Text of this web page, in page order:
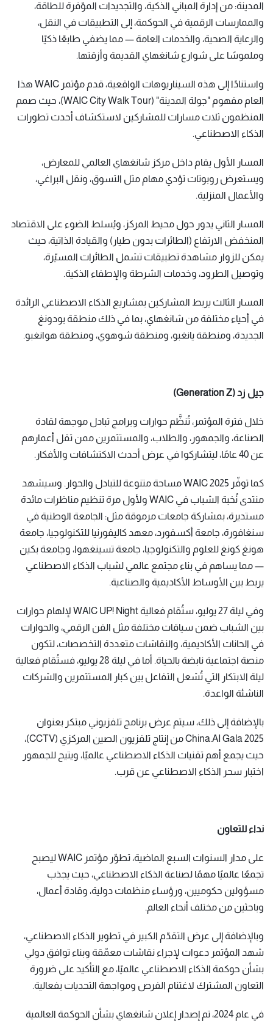
المدينة: من إدارة المباني الذكية، والتجديدات الموّفرة للطاقة،
والممارسات الرقمية في الحوكمة، إلى التطبيقات في النقل،
والرعاية الصحية، والخدمات العامة — مما يضفي طابعًا ذكيًا
وملموسًا على شوارع شانغهاي القديمة وأزقتها.
واستنادًا إلى هذه السيناريوهات الواقعية، قدم مؤتمر WAIC هذا
العام مفهوم "جولة المدينة" (WAIC City Walk Tour)، حيث صمم
المنظمون ثلاث مسارات للمشاركين لاستكشاف أحدث تطورات
الذكاء الاصطناعي.
المسار الأول يقام داخل مركز شانغهاي العالمي للمعارض،
ويستعرض روبوتات تؤدي مهام مثل التسوق، ونقل البراغي،
والأعمال المنزلية.
المسار الثاني يدور حول محيط المركز، ويُسلط الضوء على الاقتصاد
المنخفض الارتفاع (الطائرات بدون طيار) والقيادة الذاتية، حيث
يمكن للزوار مشاهدة تطبيقات تشمل الطائرات المسيّرة،
وتوصيل الطرود، وخدمات الشرطة والإطفاء الذكية.
المسار الثالث يربط المشاركين بمشاريع الذكاء الاصطناعي الرائدة
في أحياء مختلفة من شانغهاي، بما في ذلك منطقة بودونغ
الجديدة، ومنطقة يانغبو، ومنطقة شوهوي، ومنطقة هوانغبو.
جيل زد (Generation Z)
خلال فترة المؤتمر، تُنظَّم حوارات وبرامج تبادل موجهة لقادة
الصناعة، والجمهور، والطلاب، والمستثمرين ممن تقل أعمارهم
عن 40 عامًا، ليتشاركوا في عرض أحدث الاكتشافات والأفكار.
كما توفّر WAIC 2025 مساحة متنوعة للتبادل والحوار. وسيشهد
منتدى نُخبة الشباب في WAIC ولأول مرة تنظيم مناظرات مائدة
مستديرة، بمشاركة جامعات مرموقة مثل: الجامعة الوطنية في
سنغافورة، جامعة أكسفورد، معهد كاليفورنيا للتكنولوجيا، جامعة
هونغ كونغ للعلوم والتكنولوجيا، جامعة تسينغهوا، وجامعة بكين
— مما يساهم في بناء مجتمع عالمي لشباب الذكاء الاصطناعي
يربط بين الأوساط الأكاديمية والصناعية.
وفي ليلة 27 يوليو، ستُقام فعالية WAIC UP! Night لإلهام حوارات
بين الشباب ضمن سياقات مختلفة مثل الفن الرقمي، والحوارات
في الحانات الأكاديمية، والنقاشات متعددة التخصصات، لتكون
منصة اجتماعية نابضة بالحياة. أما في ليلة 28 يوليو، فستُقام فعالية
ليلة الابتكار التي تُشعل التفاعل بين كبار المستثمرين والشركات
الناشئة الواعدة.
بالإضافة إلى ذلك، سيتم عرض برنامج تلفزيوني مبتكر بعنوان
China.AI Gala 2025 من إنتاج تلفزيون الصين المركزي (CCTV)،
حيث يجمع أهم تقنيات الذكاء الاصطناعي عالميًا، ويتيح للجمهور
اختبار سحر الذكاء الاصطناعي عن قرب.
نداء للتعاون
على مدار السنوات السبع الماضية، تطوّر مؤتمر WAIC ليصبح
تجمعًا عالميًا مهمًا لصناعة الذكاء الاصطناعي، حيث يجذب
مسؤولين حكوميين، ورؤساء منظمات دولية، وقادة أعمال،
وباحثين من مختلف أنحاء العالم.
وبالإضافة إلى عرض التقدّم الكبير في تطوير الذكاء الاصطناعي،
شهد المؤتمر دعوات لإجراء نقاشات معمّقة وبناء توافق دولي
بشأن حوكمة الذكاء الاصطناعي عالميًا، مع التأكيد على ضرورة
التعاون المشترك لاغتنام الفرص ومواجهة التحديات بفعالية.
في عام 2024، تم إصدار إعلان شانغهاي بشأن الحوكمة العالمية